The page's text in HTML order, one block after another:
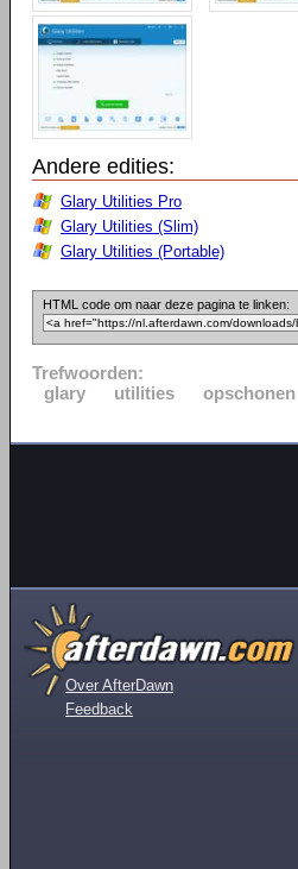
Andere edities:
Glary Utilities Pro
Glary Utilities (Slim)
Glary Utilities (Portable)
HTML code om naar deze pagina te linken:
Trefwoorden:
glary
utilities opschonen
Over AfterDawn
Feedback